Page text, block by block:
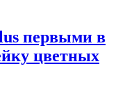
первыми в
цветных